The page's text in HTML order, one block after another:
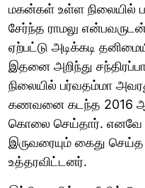
மகன்கள் உள்ள நிலையில்
சேர்ந்த ராமலு
ஏற்பட்டு அடிக்கடி
இதனை அறிந்து
நிலையில் பர்வதம்மா
கணவனை கடந்த 2016
கொலை செய்தார்.
இருவரையும் கைது
உத்தரவிட்டனர்.